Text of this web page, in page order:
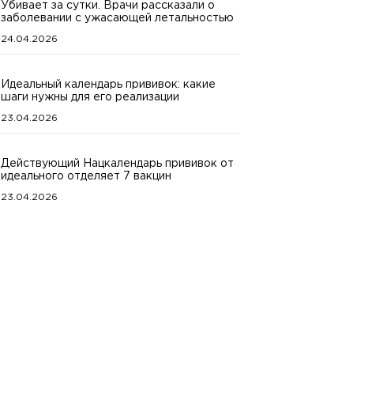
Убивает за сутки. Врачи рассказали о
заболевании с ужасающей летальностью
24.04.2026
Идеальный календарь прививок: какие
шаги нужны для его реализации
23.04.2026
Действующий Нацкалендарь прививок от
идеального отделяет 7 вакцин
23.04.2026